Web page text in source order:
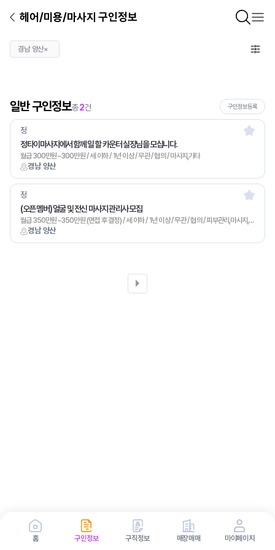
헤어/미용/마사지 구인정보
경남 양산×
일반 구인정보총2건 구인정보등록
경남 양산
정
정타이마사지에서 함께 일 할 카운터 실장님을 모십니다.
월급 300만원~300만원 / 세 이하 / 1년 이상 / 무관 / 협의 / 마사지,기타
경남 양산
정
(오픈 멤버) 얼굴 및 전신 마사지 관리사 모집
월급 350만원~350만원 (면접 후 결정) / 세 이하 / 1년 이상 / 무관 / 협의 / 피부관리,마사지,기타
홈 구인정보 구직정보 매장매매 마이페이지